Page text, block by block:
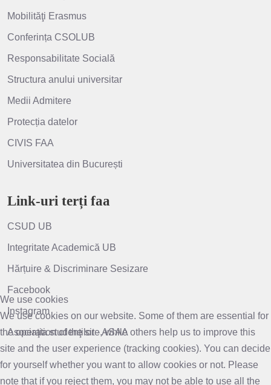
Mobilităţi Erasmus
Conferința CSOLUB
Responsabilitate Socială
Structura anului universitar
Medii Admitere
Protecția datelor
CIVIS FAA
Universitatea din București
Link-uri terți faa
CSUD UB
Integritate Academică UB
Hărțuire & Discriminare Sesizare
Facebook
Instagram
Asociaţia studenţilor - ASAA
We use cookies
We use cookies on our website. Some of them are essential for
the operation of the site, while others help us to improve this
site and the user experience (tracking cookies). You can decide
for yourself whether you want to allow cookies or not. Please
note that if you reject them, you may not be able to use all the